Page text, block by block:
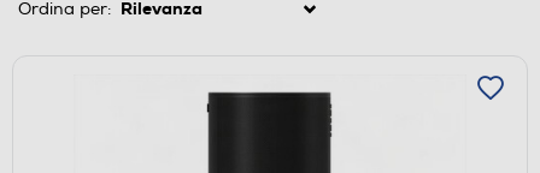
Ordina per: